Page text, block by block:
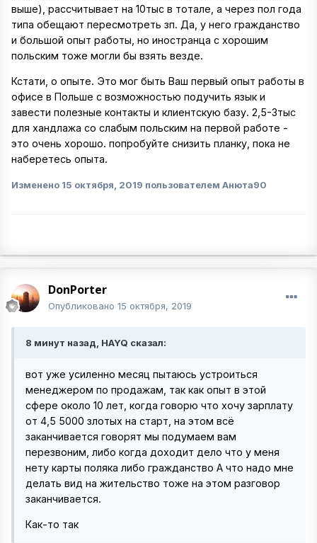
выше), рассчитывает на 10тыс в тотале, а через пол года
типа обещают пересмотреть зп. Да, у него гражданство
и большой опыт работы, но иностранца с хорошим
польским тоже могли бы взять везде.
Кстати, о опыте. Это мог быть Ваш первый опыт работы в
офисе в Польше с возможностью подучить язык и
завести полезные контакты и клиентскую базу. 2,5-3тыс
для хандлажа со слабым польским на первой работе -
это очень хорошо. попробуйте снизить планку, пока не
наберетесь опыта.
Изменено 15 октября, 2019 пользователем Анюта90
DonPorter
Опубликовано 15 октября, 2019
8 минут назад, HAYQ сказал:
вот уже усиленно месяц пытаюсь устроиться
менеджером по продажам, так как опыт в этой
сфере около 10 лет, когда говорю что хочу зарплату
от 4,5 5000 злотых на старт, на этом всё
заканчивается говорят мы подумаем вам
перезвоним, либо когда доходит дело что у меня
нету карты поляка либо гражданство А что надо мне
делать вид на жительство тоже на этом разговор
заканчивается.
Как-то так